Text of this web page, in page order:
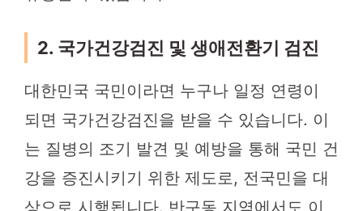
2. 국가건강검진 및 생애전환기 검진
대한민국 국민이라면 누구나 일정 연령이
되면 국가건강검진을 받을 수 있습니다. 이
는 질병의 조기 발견 및 예방을 통해 국민 건
강을 증진시키기 위한 제도로, 전국민을 대
상으로 시행됩니다. 반구동 지역에서도 이